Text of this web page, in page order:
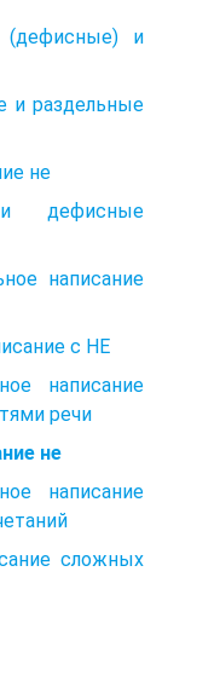
(дефисные) и
и раздельные
не
дефисные
написание
с НЕ
написание
речи
не
написание
сложных